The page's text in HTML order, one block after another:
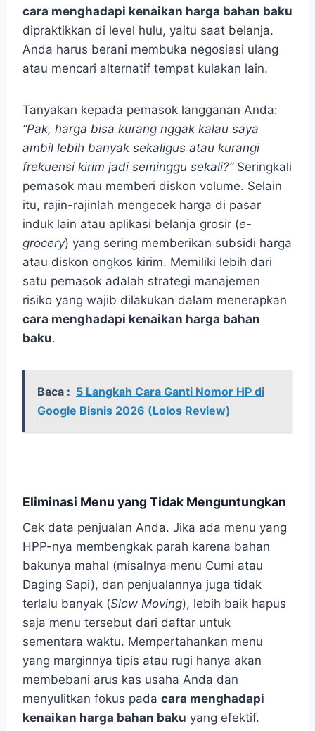
cara menghadapi kenaikan harga bahan baku
dipraktikkan di level hulu, yaitu saat belanja.
Anda harus berani membuka negosiasi ulang
atau mencari alternatif tempat kulakan lain.
Tanyakan kepada pemasok langganan Anda:
“Pak, harga bisa kurang nggak kalau saya
ambil lebih banyak sekaligus atau kurangi
frekuensi kirim jadi seminggu sekali?”Seringkali
pemasok mau memberi diskon volume. Selain
itu, rajin-rajinlah mengecek harga di pasar
induk lain atau aplikasi belanja grosir (e-
grocery) yang sering memberikan subsidi harga
atau diskon ongkos kirim. Memiliki lebih dari
satu pemasok adalah strategi manajemen
risiko yang wajib dilakukan dalam menerapkan
cara menghadapi kenaikan harga bahan
baku.
Baca : 5 Langkah Cara Ganti Nomor HP di
Google Bisnis 2026 (Lolos Review)
Eliminasi Menu yang Tidak Menguntungkan
Cek data penjualan Anda. Jika ada menu yang
HPP-nya membengkak parah karena bahan
bakunya mahal (misalnya menu Cumi atau
Daging Sapi), dan penjualannya juga tidak
terlalu banyak (Slow Moving), lebih baik hapus
saja menu tersebut dari daftar untuk
sementara waktu. Mempertahankan menu
yang marginnya tipis atau rugi hanya akan
membebani arus kas usaha Anda dan
menyulitkan fokus pada cara menghadapi
kenaikan harga bahan baku yang efektif.